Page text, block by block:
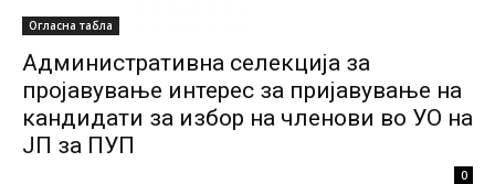
Огласна табла
Административна селекција за
пројавување интерес за пријавување на
кандидати за избор на членови во УО на
ЈП за ПУП
0